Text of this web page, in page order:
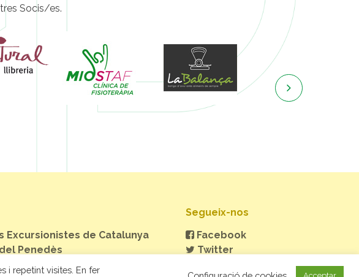
Socis/es.

Excursionistes de Catalunya
Penedès
Segueix-nos
Facebook
Twitter
i repetint visites. En fer